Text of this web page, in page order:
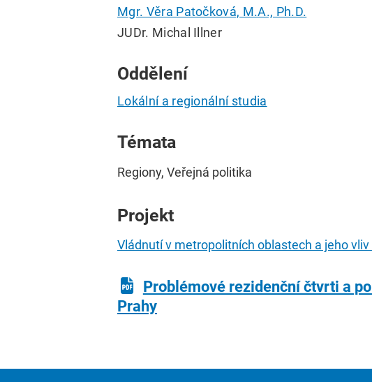
Mgr. Věra Patočková, M.A., Ph.D.
JUDr. Michal Illner
Oddělení
Lokální a regionální studia
Témata
Regiony, Veřejná politika
Projekt
Vládnutí v metropolitních oblastech a jeho
Problémové rezidenční čtvrti a
Prahy